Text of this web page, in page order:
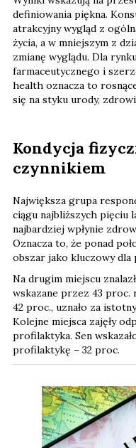
definiowania piękna.
atrakcyjny wygląd z
życia, a w mniejszym z
zmianę wyglądu. Dla
farmaceutycznego i
health oznacza to
się na styku urody,
Kondycja
czynnikiem
Największa grupa
ciągu najbliższych pięciu
najbardziej wpłynie
Oznacza to, że ponad
obszar jako kluczowy dla
Na drugim miejscu
wskazane przez 43 proc.
42 proc., uznało za
Kolejne miejsca zajęły
profilaktyka. Sen
profilaktykę – 32 proc.